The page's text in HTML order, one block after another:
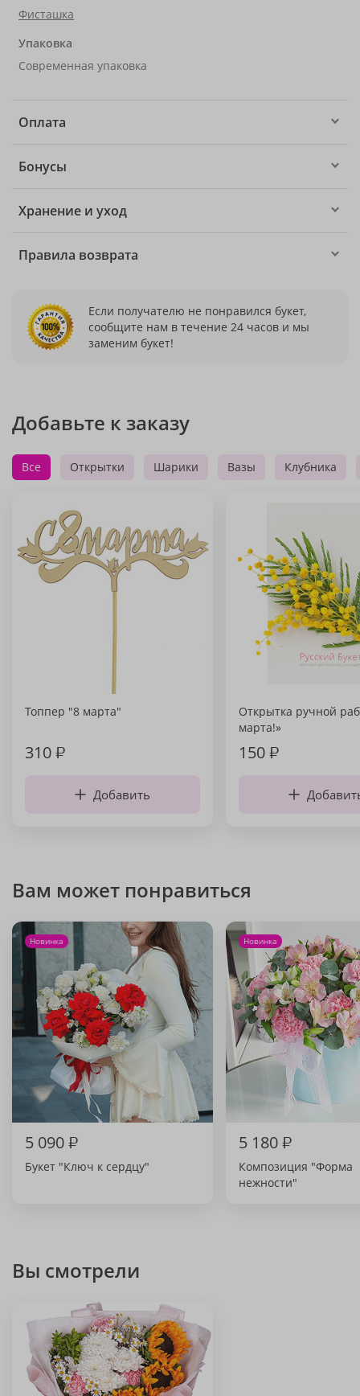
Фисташка
Упаковка
Современная упаковка
Оплата
Бонусы
Хранение и уход
Правила возврата
Если получателю не понравился букет,
сообщите нам в течение 24 часов и мы
заменим букет!
Добавьте к заказу
Все Открытки Шарики Вазы Клубника
Топпер "8 марта"
310₽
Добавить
Открытка ручной
марта!»
150₽
Вам может понравиться
Новинка
5 090₽
Букет "Ключ к сердцу"
Новинка
5 180₽
Композиция "Форма
нежности"
Вы смотрели